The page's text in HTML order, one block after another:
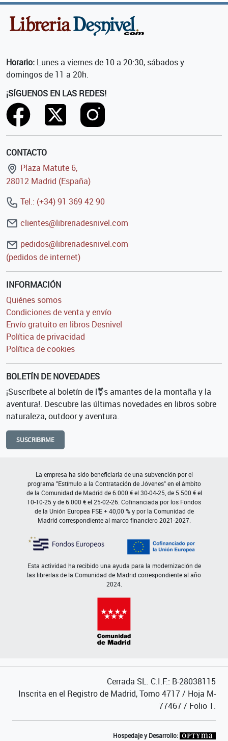
Horario: Lunes a viernes de 10 a 20:30, sábados y
domingos de 11 a 20h.
¡SÍGUENOS EN LAS REDES!
CONTACTO
Plaza Matute 6,
28012 Madrid (España)
Tel.: (+34) 91 369 42 90
clientes@libreriadesnivel.com
pedidos@libreriadesnivel.com
(pedidos de internet)
INFORMACIÓN
Quiénes somos
Condiciones de venta y envío
Envío gratuito en libros Desnivel
Política de privacidad
Política de cookies
BOLETÍN DE NOVEDADES
¡Suscríbete al boletín de l⚧s amantes de la montaña y la
aventura!. Descubre las últimas novedades en libros sobre
naturaleza, outdoor y aventura.
SUSCRIBIRME
La empresa ha sido beneficiaria de una subvención por el
programa "Estímulo a la Contratación de Jóvenes" en el ámbito
de la Comunidad de Madrid de 6.000 € el 30-04-25, de 5.500 € el
10-10-25 y de 6.000 € el 25-02-26. Cofinanciada por los Fondos
de la Unión Europea FSE + 40,00 % y por la Comunidad de
Madrid correspondiente al marco financiero 2021-2027.
Esta actividad ha recibido una ayuda para la modernización de
las librerías de la Comunidad de Madrid correspondiente al año
2024.
Cerrada SL. C.I.F.: B-28038115
Inscrita en el Registro de Madrid, Tomo 4717 / Hoja M-
77467 / Folio 1.
Hospedaje y Desarrollo: